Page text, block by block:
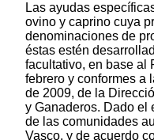
Las ayudas
ovino y caprino cuya
denominaciones de
éstas estén
facultativo, en base al
febrero y conformes a
de 2009, de la
y Ganaderos. Dado el
de las comunidades
Vasco, y de acuerdo